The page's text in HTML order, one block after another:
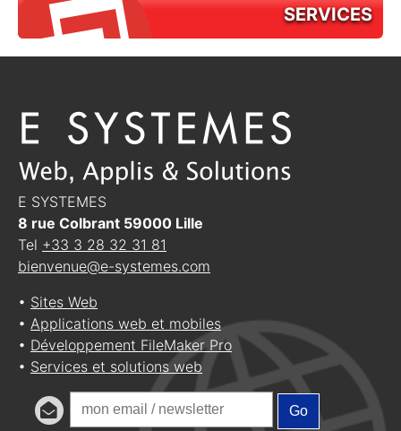
SERVICES
E SYSTEMES
8 rue Colbrant 59000 Lille
Tel +33 3 28 32 31 81
bienvenue@e-systemes.com
• Sites Web
• Applications web et mobiles
• Développement FileMaker Pro
• Services et solutions web
Go